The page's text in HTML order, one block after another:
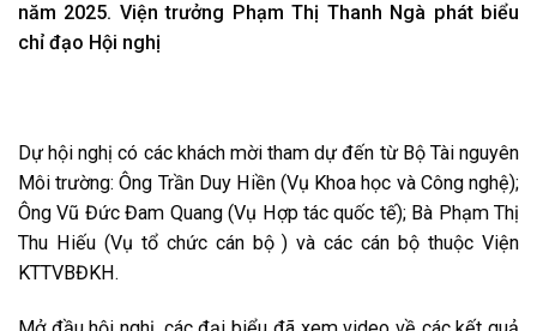
năm 2025. Viện trưởng Phạm Thị Thanh Ngà phát biểu
chỉ đạo Hội nghị
Dự hội nghị có các khách mời tham dự đến từ Bộ Tài nguyên
Môi trường: Ông Trần Duy Hiền (Vụ Khoa học và Công nghệ);
Ông Vũ Đức Đam Quang (Vụ Hợp tác quốc tế); Bà Phạm Thị
Thu Hiếu (Vụ tổ chức cán bộ ) và các cán bộ thuộc Viện
KTTVBĐKH.